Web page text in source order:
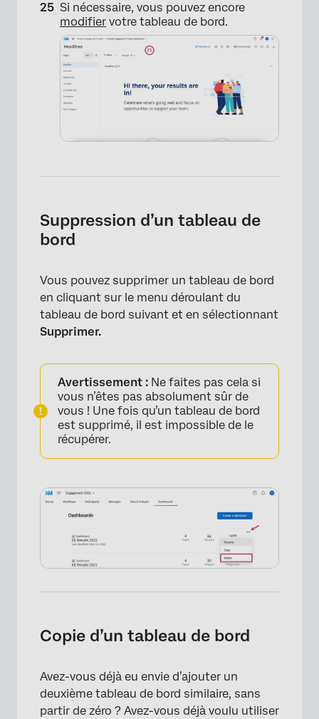
×
Si nécessaire, vous pouvez encore
modifier votre tableau de bord.
Suppression d’un tableau de
bord
Vous pouvez supprimer un tableau de bord
en cliquant sur le menu déroulant du
tableau de bord suivant et en sélectionnant
Supprimer.
Avertissement : Ne faites pas cela si
vous n’êtes pas absolument sûr de
vous ! Une fois qu’un tableau de bord
est supprimé, il est impossible de le
récupérer.
Copie d’un tableau de bord
Avez-vous déjà eu envie d’ajouter un
deuxième tableau de bord similaire, sans
partir de zéro ? Avez-vous déjà voulu utiliser